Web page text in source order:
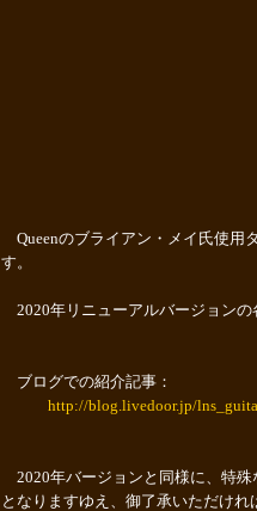
Queenのブライアン・メイ氏使用
す。
2020年リニューアルバージョンの
ブログでの紹介記事：
http://blog.livedoor.jp/
2020年バージョンと同様に、特殊
となりますゆえ、御了承いただけれ